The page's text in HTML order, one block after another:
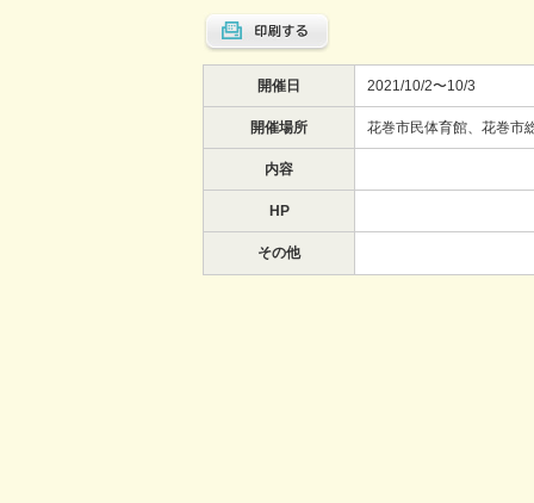
開催日 2021/10/2〜10/3
開催場所 花巻市民体育館、花巻市
内容
HP
その他